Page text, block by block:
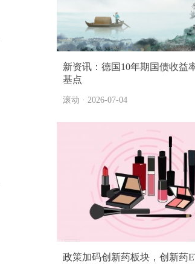
新资讯：德国10年期国债收益
基点
滚动 · 2026-07-04
政策加码创新药板块，创新药